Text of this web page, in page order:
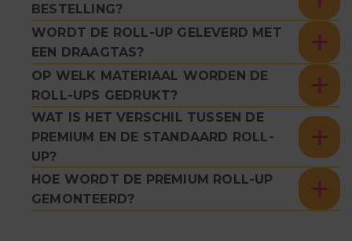
BESTELLING?
WORDT DE ROLL-UP GELEVERD MET
EEN DRAAGTAS?
OP WELK MATERIAAL WORDEN DE
ROLL-UPS GEDRUKT?
WAT IS HET VERSCHIL TUSSEN DE
PREMIUM EN DE STANDAARD ROLL-
UP?
HOE WORDT DE PREMIUM ROLL-UP
GEMONTEERD?